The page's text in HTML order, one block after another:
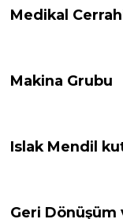
Medikal
Makina Grubu
Islak Mendil
Geri